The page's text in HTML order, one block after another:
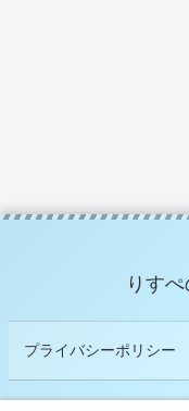
りす
プライバシーポリシー